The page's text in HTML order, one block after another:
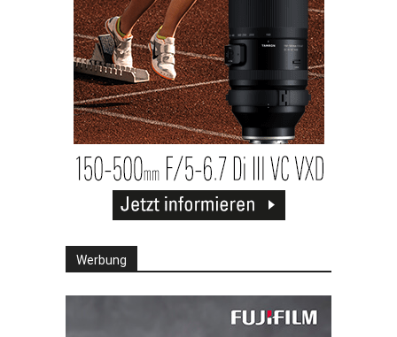
Werbung